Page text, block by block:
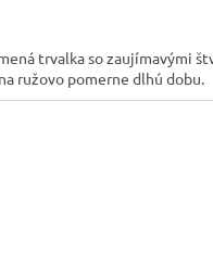
trvalka so zaujímavými
ružovo pomerne dlhú dobu.